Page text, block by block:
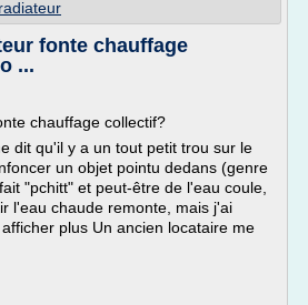
fonte chauffage
...
chauffage collectif?
dit qu'il y a un tout petit trou sur le
un objet pointu dedans (genre
"pchitt" et peut-être de l'eau coule,
l'eau chaude remonte, mais j'ai
plus Un ancien locataire me